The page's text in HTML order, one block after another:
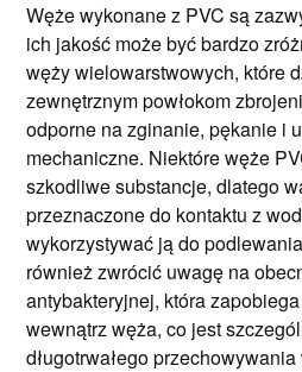
Węże wykonane z PVC są
ich jakość może być bardzo
węży wielowarstwowych, które
zewnętrznym powłokom
odporne na zginanie, pękanie i
mechaniczne. Niektóre węże
szkodliwe substancje, dlatego
przeznaczone do kontaktu z
wykorzystywać ją do
również zwrócić uwagę na
antybakteryjnej, która
wewnątrz węża, co jest
długotrwałego przechowywania